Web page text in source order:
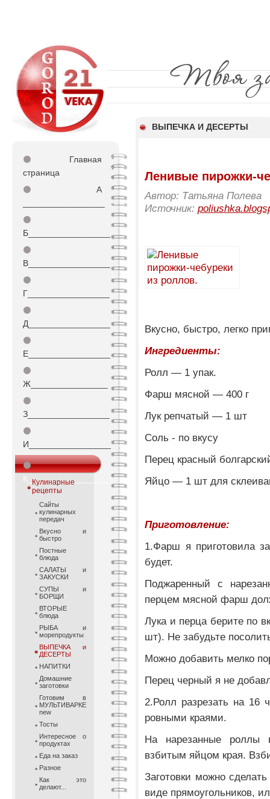
ВЫПЕЧКА И ДЕСЕРТЫ
⚫
Главная
страница
⚫
А
⚫
Б_________________
⚫
В_________________
⚫
Г_________________
⚫
Д_________________
⚫
Е_________________
⚫
Ж________________
⚫
З_________________
⚫
И_________________
⚫
К_________________
Кулинарные
рецепты
Сайты
кулинарных
передач
Вкусно и
быстро
Постные
блюда
САЛАТЫ и
ЗАКУСКИ
СУПЫ и
БОРЩИ
ВТОРЫЕ
блюда
РЫБА и
морепродукты
ВЫПЕЧКА и
ДЕСЕРТЫ
НАПИТКИ
Домашние
заготовки
Готовим в
МУЛЬТИВАРКЕ
new
Тосты
Интересное о
продуктах
Еда на заказ
Разное
Как это
делают...
Ленивые пирожки-
Автор: Татьяна Полева
Источник:
Вкусно, быстро, легко
Ингредиенты:
Ролл — 1 упак.
Фарш мясной — 400 г
Лук репчатый — 1 шт
Соль - по вкусу
Перец красный
Яйцо — 1 шт для
Приготовление:
1.Фарш я приготовила
будет.
Поджаренный с
перцем мясной фарш
Лука и перца берите по
шт). Не забудьте
Можно добавить мелко
Перец черный я не
2.Ролл разрезать на 16
ровными краями.
На нарезанные
взбитым яйцом края.
Заготовки можно
виде прямоугольников,